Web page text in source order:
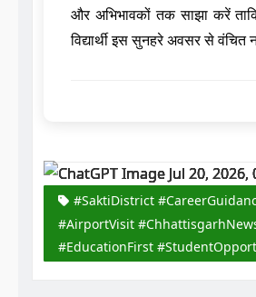
और अभिभावकों तक साझा करें
विद्यार्थी इस सुनहरे अवसर से वंचित
#SaktiDistrict
#AirportVisit
#EducationFirst